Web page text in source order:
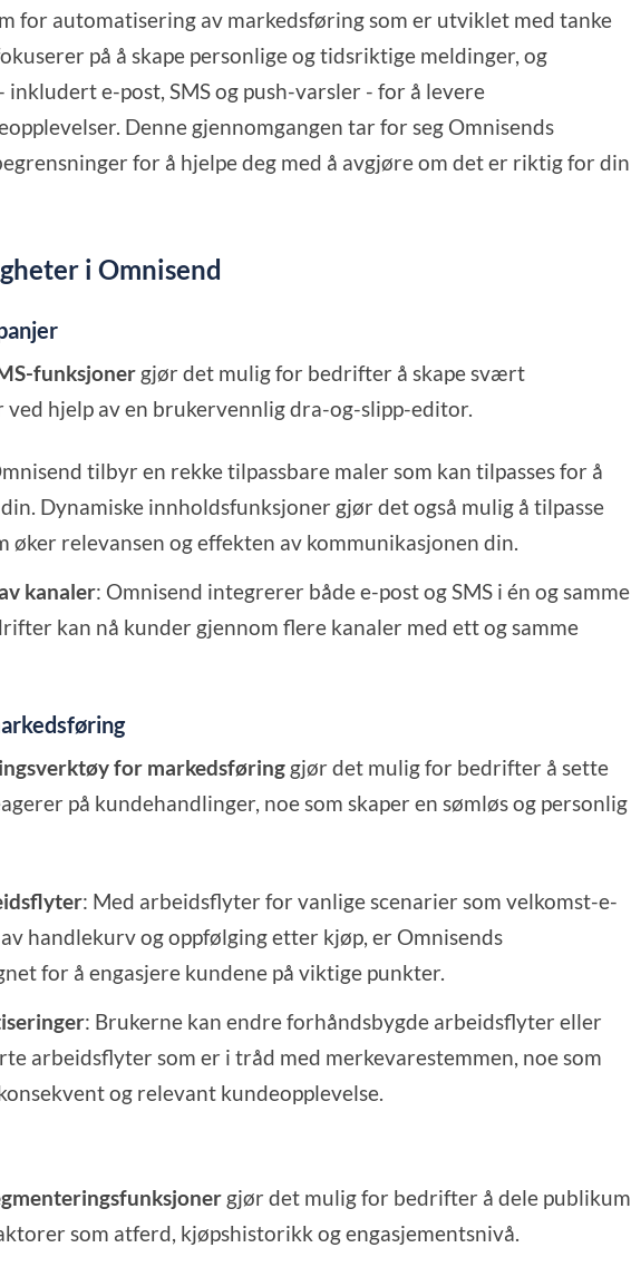
for automatisering av markedsføring som er utviklet med tanke
på å skape personlige og tidsriktige meldinger, og
e-post, SMS og push-varsler - for å levere
Denne gjennomgangen tar for seg Omnisends
for å hjelpe deg med å avgjøre om det er riktig for din
i Omnisend
funksjoner gjør det mulig for bedrifter å skape svært
ved hjelp av en brukervennlig dra-og-slipp-editor.
tilbyr en rekke tilpassbare maler som kan tilpasses for å
Dynamiske innholdsfunksjoner gjør det også mulig å tilpasse
øker relevansen og effekten av kommunikasjonen din.
kanaler: Omnisend integrerer både e-post og SMS i én og samme
kan nå kunder gjennom flere kanaler med ett og samme
for markedsføring gjør det mulig for bedrifter å sette
på kundehandlinger, noe som skaper en sømløs og personlig
: Med arbeidsflyter for vanlige scenarier som velkomst-e-
handlekurv og oppfølging etter kjøp, er Omnisends
for å engasjere kundene på viktige punkter.
: Brukerne kan endre forhåndsbygde arbeidsflyter eller
arbeidsflyter som er i tråd med merkevarestemmen, noe som
og relevant kundeopplevelse.
gjør det mulig for bedrifter å dele publikum
som atferd, kjøpshistorikk og engasjementsnivå.